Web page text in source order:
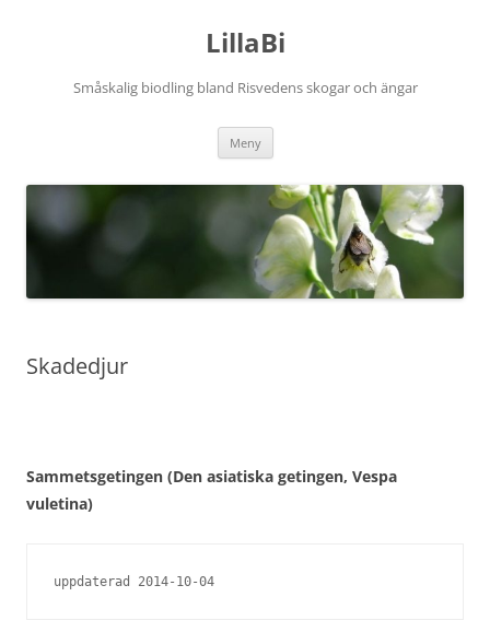
LillaBi
Småskalig biodling bland Risvedens skogar och ängar
Meny
Skadedjur
Sammetsgetingen (Den asiatiska getingen, Vespa
vuletina)
uppdaterad 2014-10-04